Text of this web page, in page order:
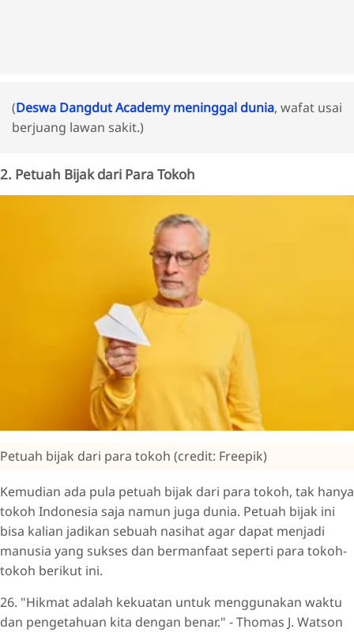
(Deswa Dangdut Academy meninggal dunia, wafat usai
berjuang lawan sakit.)
2. Petuah Bijak dari Para Tokoh
Petuah bijak dari para tokoh (credit: Freepik)
Kemudian ada pula petuah bijak dari para tokoh, tak hanya
tokoh Indonesia saja namun juga dunia. Petuah bijak ini
bisa kalian jadikan sebuah nasihat agar dapat menjadi
manusia yang sukses dan bermanfaat seperti para tokoh-
tokoh berikut ini.
26. "Hikmat adalah kekuatan untuk menggunakan waktu
dan pengetahuan kita dengan benar." - Thomas J. Watson